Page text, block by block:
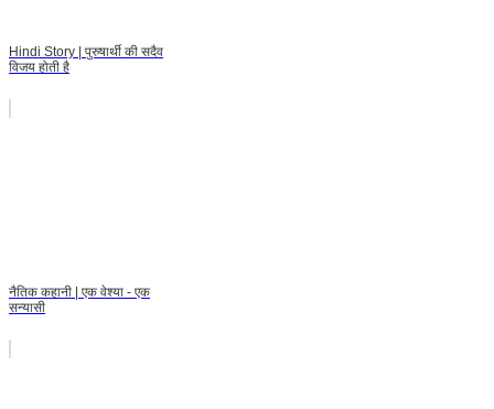
Hindi Story | पुरुषार्थी की सदैव
विजय होती है
नैतिक कहानी | एक वेश्या - एक
सन्यासी